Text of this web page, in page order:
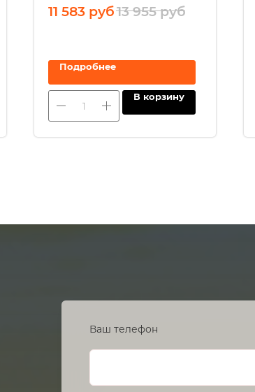
11 583 руб13 955 руб
Подробнее
В корзину
Ваш телефон